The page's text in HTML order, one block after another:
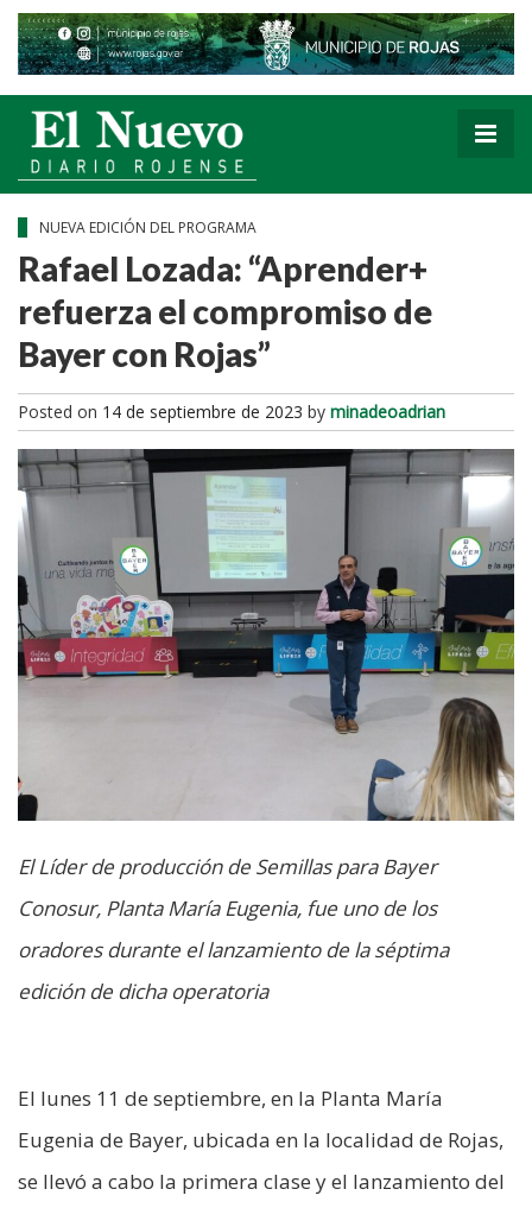
NUEVA EDICIÓN DEL PROGRAMA
Rafael Lozada: “Aprender+
refuerza el compromiso de
Bayer con Rojas”
Posted on 14 de septiembre de 2023 by minadeoadrian
El Líder de producción de Semillas para Bayer
Conosur, Planta María Eugenia, fue uno de los
oradores durante el lanzamiento de la séptima
edición de dicha operatoria
El lunes 11 de septiembre, en la Planta María
Eugenia de Bayer, ubicada en la localidad de Rojas,
se llevó a cabo la primera clase y el lanzamiento del